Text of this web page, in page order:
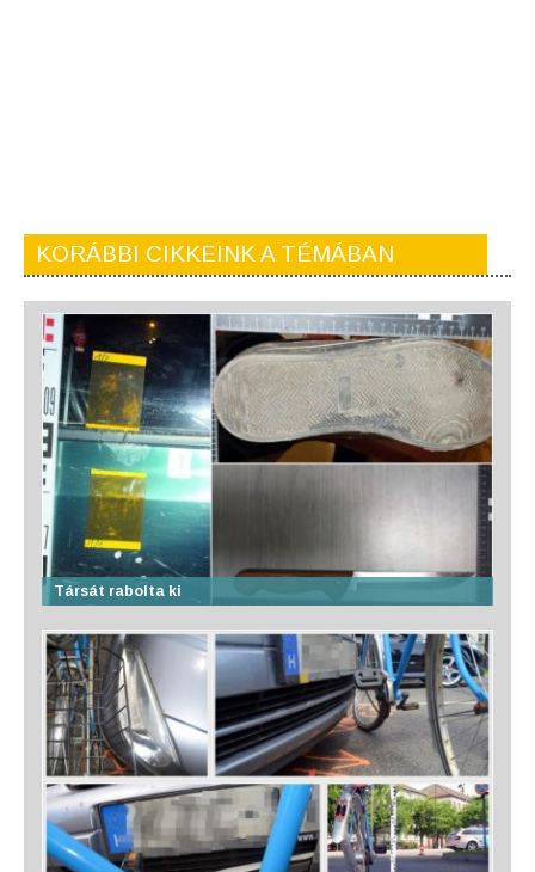
KORÁBBI CIKKEINK A TÉMÁBAN
Társát rabolta ki